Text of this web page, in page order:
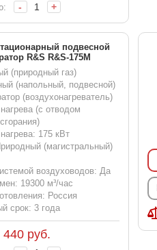
- +
подвесной
R&S R&S-175M
(природный газ)
(напольный, подвесной)
(воздухонагреватель)
(с отводом
175 кВт
(магистральный)
воздуховодов: Да
19300 м³/час
Россия
срок: 3 года
440руб.